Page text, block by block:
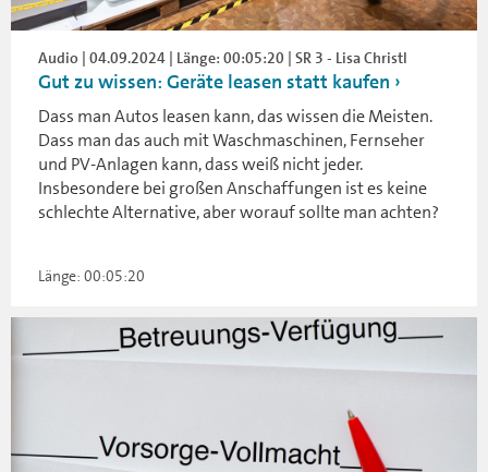
Audio | 04.09.2024 | Länge: 00:05:20 | SR 3 - Lisa Christl
Gut zu wissen: Geräte leasen statt kaufen
Dass man Autos leasen kann, das wissen die Meisten.
Dass man das auch mit Waschmaschinen, Fernseher
und PV-Anlagen kann, dass weiß nicht jeder.
Insbesondere bei großen Anschaffungen ist es keine
schlechte Alternative, aber worauf sollte man achten?
Länge: 00:05:20